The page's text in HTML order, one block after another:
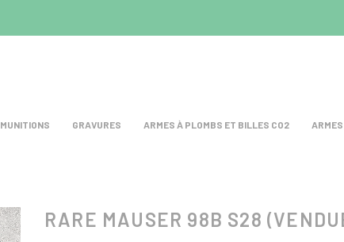
MUNITIONS GRAVURES ARMES À PLOMBS ET BILLES CO2
RARE MAUSER 98B S28